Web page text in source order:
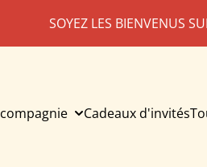
SOYEZ LES BIENVENUS
Cadeaux d'invités